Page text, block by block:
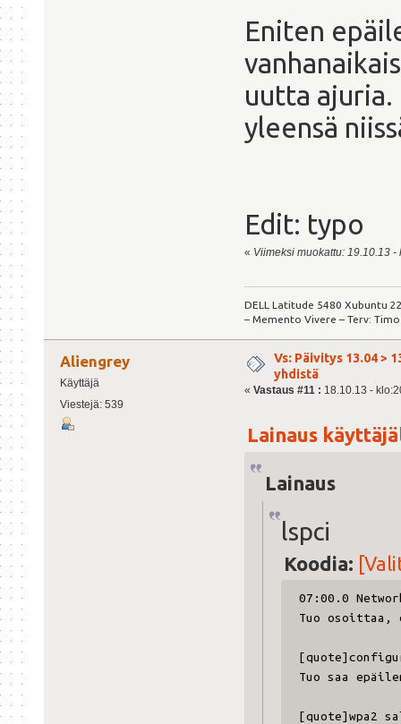
Eniten
uutta
yleensä
Edit: typo
« Viimeksi muokattu: 19.10.13
DELL Latitude 5480 Xubuntu
– Memento Vivere – Terv: Timo
Aliengrey
Käyttäjä
Viestejä: 539
Vs: Päivitys 13.04 >
yhdistä
« Vastaus #11 : 18.10.13 -
Lainaus
Lainaus
lspci
Koodia:
07:00.0
Tuo
Tuo saa
[quote]wpa2